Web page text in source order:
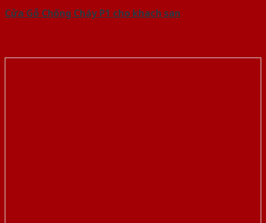
Cửa Gỗ Chống Cháy P1 cho khach san